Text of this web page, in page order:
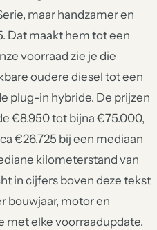
maar handzamer en
Dat maakt hem tot een
voorraad zie je die
oudere diesel tot een
plug-in hybride. De prijzen
€8.950 tot bijna €75.000,
€26.725 bij een mediaan
kilometerstand van
in cijfers boven deze tekst
bouwjaar, motor en
met elke voorraadupdate.